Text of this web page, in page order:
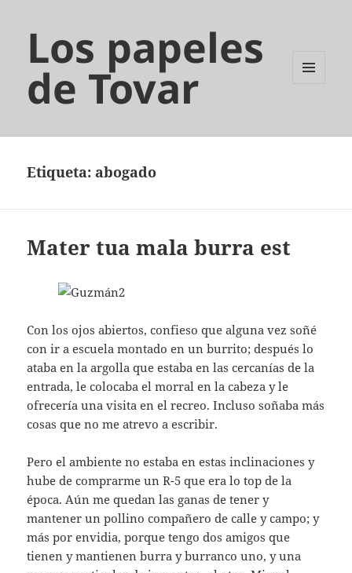
Los papeles
de Tovar
Etiqueta: abogado
Mater tua mala burra est
Con los ojos abiertos, confieso que alguna vez soñé
con ir a escuela montado en un burrito; después lo
ataba en la argolla que estaba en las cercanías de la
entrada, le colocaba el morral en la cabeza y le
ofrecería una visita en el recreo. Incluso soñaba más
cosas que no me atrevo a escribir.
Pero el ambiente no estaba en estas inclinaciones y
hube de comprarme un R-5 que era lo top de la
época. Aún me quedan las ganas de tener y
mantener un pollino compañero de calle y campo; y
más por envidia, porque tengo dos amigos que
tienen y mantienen burra y burranco uno, y una